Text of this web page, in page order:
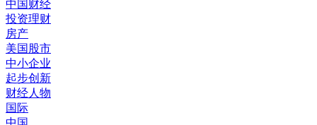
中国财经
投资理财
房产
美国股市
中小企业
起步创新
财经人物
国际
中国